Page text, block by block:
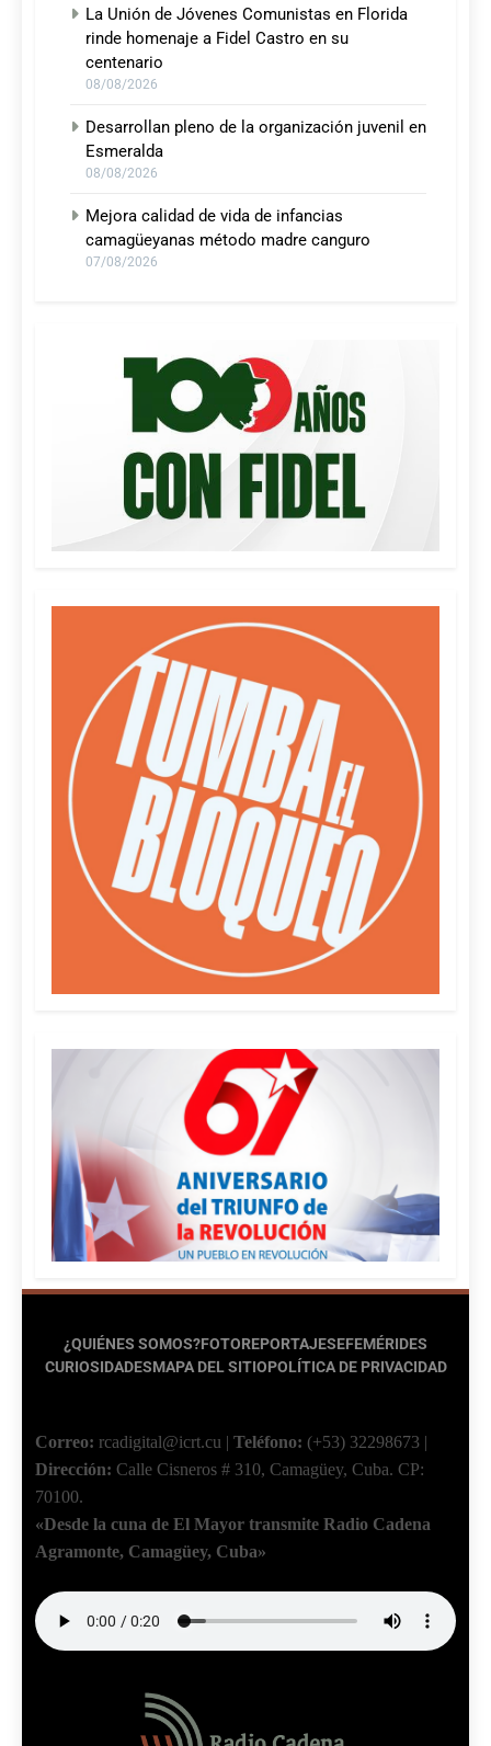
La Unión de Jóvenes Comunistas en Florida
rinde homenaje a Fidel Castro en su
centenario
08/08/2026
Desarrollan pleno de la organización juvenil en
Esmeralda
08/08/2026
Mejora calidad de vida de infancias
camagüeyanas método madre canguro
07/08/2026
¿QUIÉNES SOMOS?FOTOREPORTAJESEFEMÉRIDES
CURIOSIDADESMAPA DEL SITIOPOLÍTICA DE PRIVACIDAD
Correo: rcadigital@icrt.cu | Teléfono: (+53) 32298673 |
Dirección: Calle Cisneros # 310, Camagüey, Cuba. CP:
70100.
«Desde la cuna de El Mayor transmite Radio Cadena
Agramonte, Camagüey, Cuba»